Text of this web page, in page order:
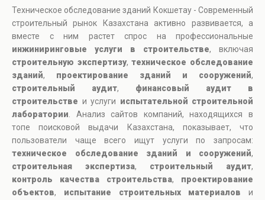
Техническое обследование зданий Кокшетау - Современный
строительный рынок Казахстана активно развивается, а
вместе с ним растет спрос на профессиональные
инжиниринговые услуги в строительстве, включая
строительную экспертизу,техническое обследование
зданий, проектирование зданий и сооружений,
строительный аудит, финансовый аудит в
строительстве и услуги испытательной строительной
лаборатории . Анализ сайтов компаний, находящихся в
топе поисковой выдачи Казахстана, показывает, что
пользователи чаще всего ищут услуги по запросам:
техническое обследование зданий и сооружений,
строительная экспертиза, строительный аудит,
контроль качества строительства, проектирование
объектов, испытание строительных материалов и